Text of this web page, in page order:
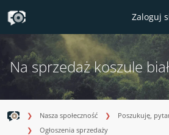
Zaloguj
Na sprzedaż koszule
Nasza społeczność
Poszukuję,
Ogłoszenia sprzedaży